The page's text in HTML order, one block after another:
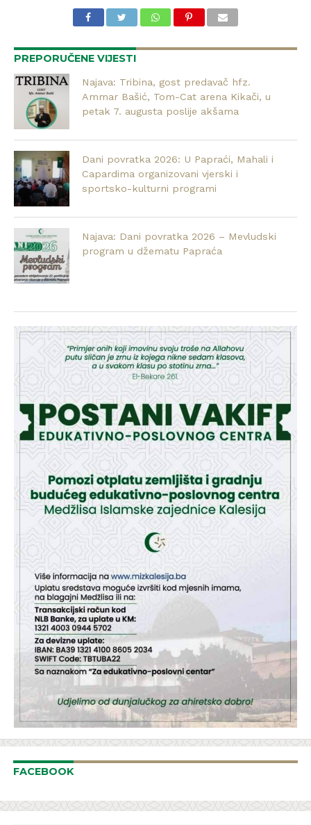
PREPORUČENE VIJESTI
Najava: Tribina, gost predavač hfz.
Ammar Bašić, Tom-Cat arena Kikači, u
petak 7. augusta poslije akšama
Dani povratka 2026: U Papraći, Mahali i
Capardima organizovani vjerski i
sportsko-kulturni programi
Najava: Dani povratka 2026 – Mevludski
program u džematu Papraća
FACEBOOK